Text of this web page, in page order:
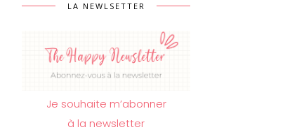
LA NEWLSETTER
Je souhaite m’abonner
à la newsletter